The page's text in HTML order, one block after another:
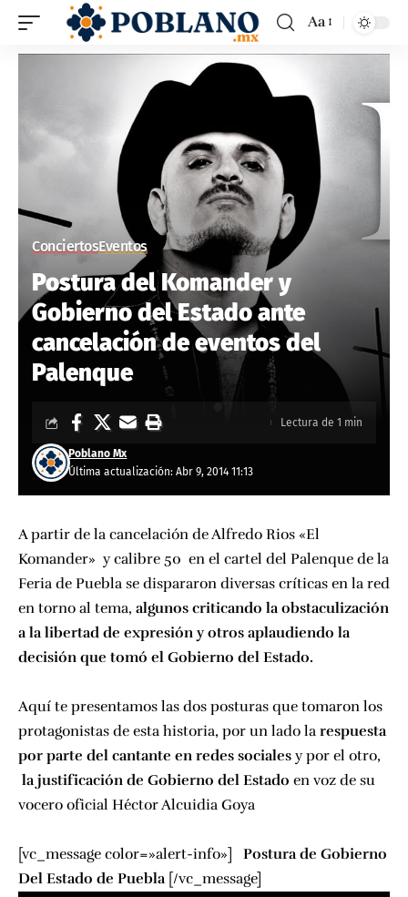
Aa
ConciertosEventos
Postura del Komander y
Gobierno del Estado ante
cancelación de eventos del
Palenque
Última actualización: Abr 9, 2014 11:13
Poblano Mx
Lectura de 1 min
A partir de la cancelación de Alfredo Rios «El
Komander» y calibre 50 en el cartel del Palenque de la
Feria de Puebla se dispararon diversas críticas en la red
en torno al tema, algunos criticando la obstaculización
a la libertad de expresión y otros aplaudiendo la
decisión que tomó el Gobierno del Estado.
Aquí te presentamos las dos posturas que tomaron los
protagonistas de esta historia, por un lado la respuesta
por parte del cantante en redes sociales y por el otro,
la justificación de Gobierno del Estado en voz de su
vocero oficial Héctor Alcuidia Goya
[vc_message color=»alert-info»]
Postura de Gobierno
Del Estado de Puebla[/vc_message]